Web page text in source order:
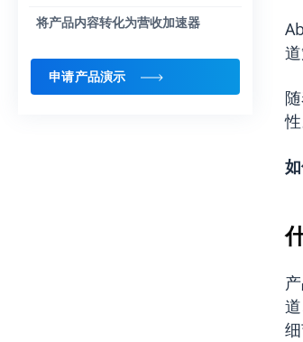
将产品内容转化为营收加速器
申请产品演示
性